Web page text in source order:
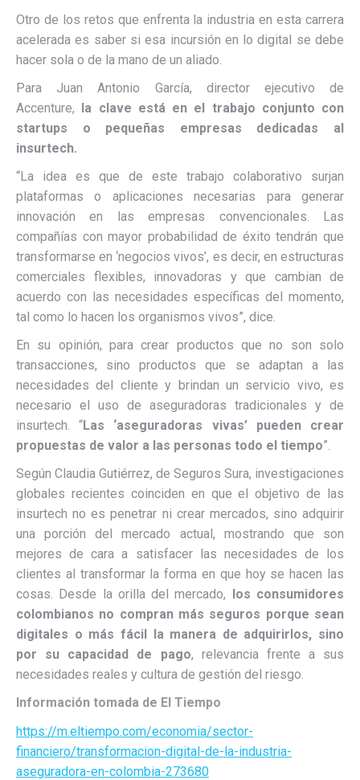
Otro de los retos que enfrenta la industria en esta carrera
acelerada es saber si esa incursión en lo digital se debe
hacer sola o de la mano de un aliado.
Para Juan Antonio García, director ejecutivo de
Accenture, la clave está en el trabajo conjunto con
startups o pequeñas empresas dedicadas al
insurtech.
“La idea es que de este trabajo colaborativo surjan
plataformas o aplicaciones necesarias para generar
innovación en las empresas convencionales. Las
compañías con mayor probabilidad de éxito tendrán que
transformarse en ‘negocios vivos’, es decir, en estructuras
comerciales flexibles, innovadoras y que cambian de
acuerdo con las necesidades específicas del momento,
tal como lo hacen los organismos vivos”, dice.
En su opinión, para crear productos que no son solo
transacciones, sino productos que se adaptan a las
necesidades del cliente y brindan un servicio vivo, es
necesario el uso de aseguradoras tradicionales y de
insurtech. “Las ‘aseguradoras vivas’ pueden crear
propuestas de valor a las personas todo el tiempo”.
Según Claudia Gutiérrez, de Seguros Sura, investigaciones
globales recientes coinciden en que el objetivo de las
insurtech no es penetrar ni crear mercados, sino adquirir
una porción del mercado actual, mostrando que son
mejores de cara a satisfacer las necesidades de los
clientes al transformar la forma en que hoy se hacen las
cosas. Desde la orilla del mercado, los consumidores
colombianos no compran más seguros porque sean
digitales o más fácil la manera de adquirirlos, sino
por su capacidad de pago, relevancia frente a sus
necesidades reales y cultura de gestión del riesgo.
Información tomada de El Tiempo
https://m.eltiempo.com/economia/sector-
financiero/transformacion-digital-de-la-industria-
aseguradora-en-colombia-273680